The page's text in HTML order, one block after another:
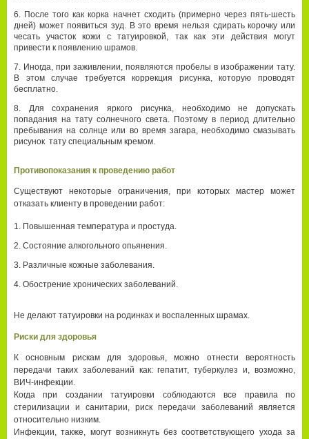
После того как корка начнет сходить (примерно через пять-шесть
дней) может появиться зуд. В это время нельзя сдирать корочку или
чесать участок кожи с татуировкой, так как эти действия могут
привести к появлению шрамов.
Иногда, при заживлении, появляются пробелы в изображении тату.
В этом случае требуется коррекция рисунка, которую проводят
бесплатно.
Для сохранения яркого рисунка, необходимо не допускать
попадания на тату солнечного света. Поэтому в период длительно
пребывания на солнце или во время загара, необходимо смазывать
рисунок тату специальным кремом.
Противопоказания к проведению работ
Существуют некоторые ограничения, при которых мастер может
отказать клиенту в проведении работ:
Повышенная температура и простуда.
Состояние алкогольного опьянения.
Различные кожные заболевания.
Обострение хронических заболеваний.
Не делают татуировки на родинках и воспаленных шрамах.
Риски для здоровья
К основным рискам для здоровья, можно отнести вероятность
передачи таких заболеваний как: гепатит, туберкулез и, возможно,
ВИЧ-инфекции.
Когда при создании татуировки соблюдаются все правила по
стерилизации и санитарии, риск передачи заболеваний является
относительно низким.
Инфекции, также, могут возникнуть без соответствующего ухода за